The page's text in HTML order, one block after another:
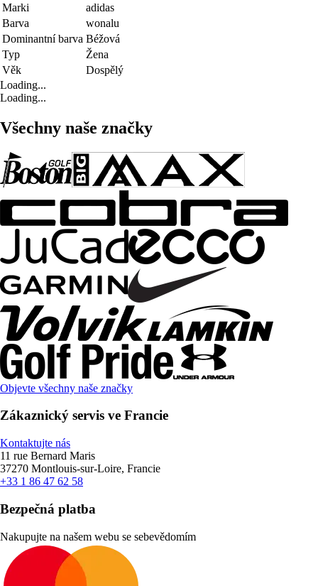
Marki
adidas
Barva
wonalu
Dominantní barva Béžová
Typ
Žena
Věk
Dospělý
Loading...
Loading...
Všechny naše značky
Objevte všechny naše značky
Zákaznický servis ve Francie
Kontaktujte nás
11 rue Bernard Maris
37270 Montlouis-sur-Loire, Francie
+33 1 86 47 62 58
Bezpečná platba
Nakupujte na našem webu se sebevědomím